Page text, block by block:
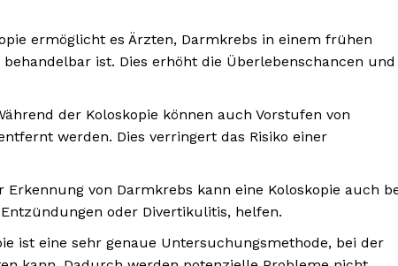
ermöglicht es Ärzten, Darmkrebs in einem frühen
ist. Dies erhöht die Überlebenschancen und
der Koloskopie können auch Vorstufen von
werden. Dies verringert das Risiko einer
von Darmkrebs kann eine Koloskopie auch
oder Divertikulitis, helfen.
ist eine sehr genaue Untersuchungsmethode, bei der